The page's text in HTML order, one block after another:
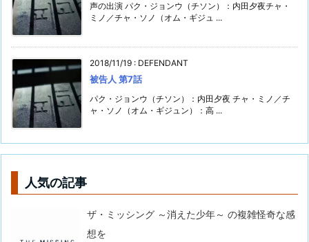
声の出演 パク・ジョンウ（チソン）：内田夕夜チャ・
ミノ／チャ・ソノ（オム・ギジュ ...
2018/11/19 : DEFENDANT
被告人 第7話
パク・ジョンウ（チソン）：内田夕夜 チャ・ミノ／チ
ャ・ソノ（オム・ギジュン）：高 ...
人気の記事
ザ・ミッシング ～消えた少年～ の複雑怪奇な感
想を